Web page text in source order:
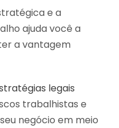
e a
ajuda você a
a vantagem
legais
trabalhistas e
negócio em meio